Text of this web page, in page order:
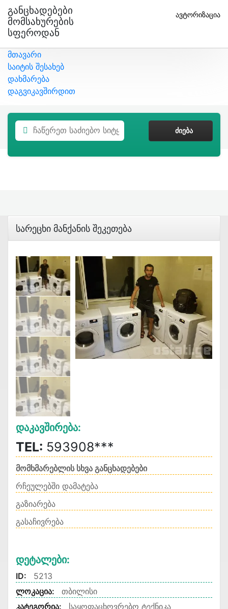
Განცხადებები
Მომსახურების
Სფეროდან
ავტორიზაცია
მთავარი
საიტის შესახებ
დახმარება
დაგვიკავშირდით
ᲫᲘᲔᲑᲐ
Სარეცხი Მანქანის Შეკეთება
Დაკავშირება:
TEL: 593908***
მომხმარებლის სხვა განცხადებები
რჩეულებში დამატება
გაზიარება
გასაჩივრება
Დეტალები:
ID:
5213
ლოკაცია:
თბილისი
კატეგორია:
საყოფაცხოვრებო ტექნიკა